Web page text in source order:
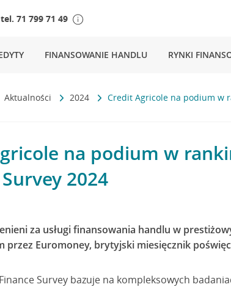
tel. 71 799 71 49
FINANSOWANIE HANDLU RYNKI
Aktualności 2024 Credit Agricole na podium w
na podium w
2024
za usługi finansowania handlu w
przez Euromoney, brytyjski miesięcznik
Survey bazuje na kompleksowych